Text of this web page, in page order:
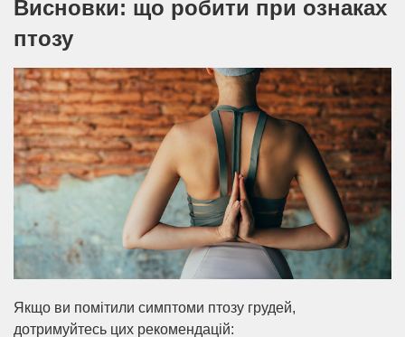
Висновки: що робити при ознаках
птозу
Якщо ви помітили симптоми птозу грудей,
дотримуйтесь цих рекомендацій: